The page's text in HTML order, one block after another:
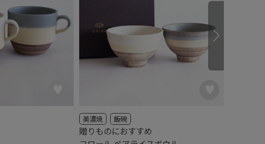
美濃焼 飯碗
贈りものにおすすめ